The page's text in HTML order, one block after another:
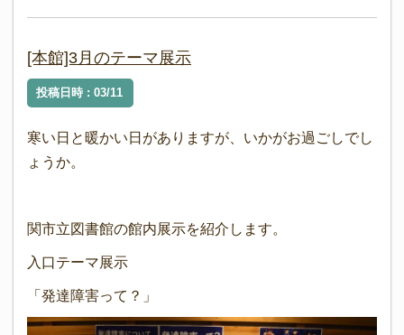
[本館]3月のテーマ展示
投稿日時 : 03/11
寒い日と暖かい日がありますが、いかがお過ごしでし
ょうか。
関市立図書館の館内展示を紹介します。
入口テーマ展示
「発達障害って？」